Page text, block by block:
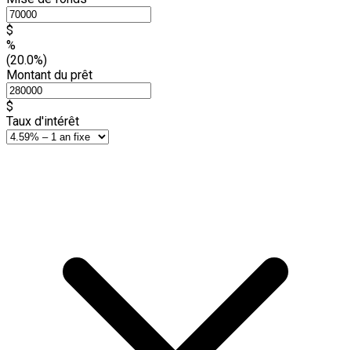
$
%
(20.0%)
Montant du prêt
$
Taux d'intérêt